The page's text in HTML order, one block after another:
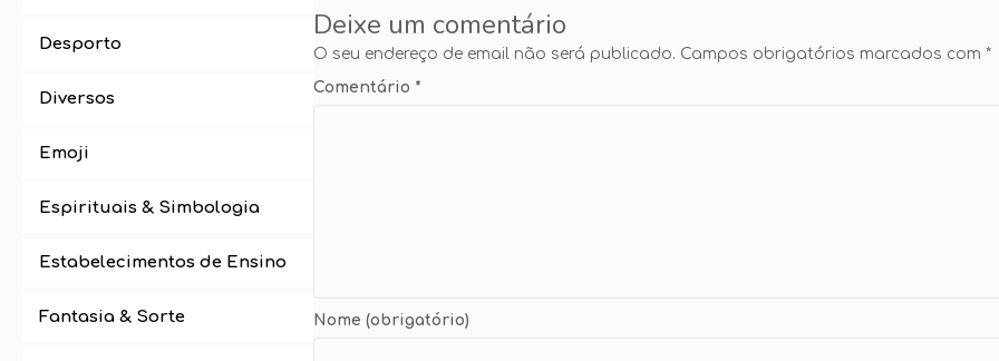
Desporto
Diversos
Emoji
Espirituais & Simbologia
Estabelecimentos de Ensino
Fantasia & Sorte
Deixe um comentário
O seu endereço de email não será publicado. Campos obrigatórios marcados com *
Comentário *
Nome (obrigatório)